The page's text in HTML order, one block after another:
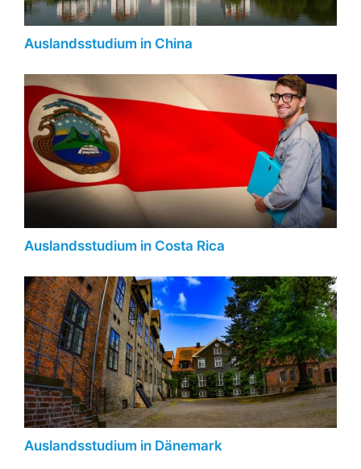
Auslandsstudium in China
Auslandsstudium in Costa Rica
Auslandsstudium in Dänemark